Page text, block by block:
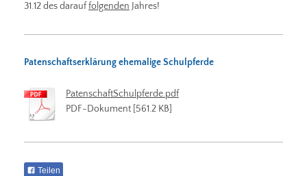
31.12 des darauffolgenden Jahres!
Patenschaftserklärung ehemalige Schulpferde
PatenschaftSchulpferde.pdf
PDF-Dokument [561.2 KB]
Teilen